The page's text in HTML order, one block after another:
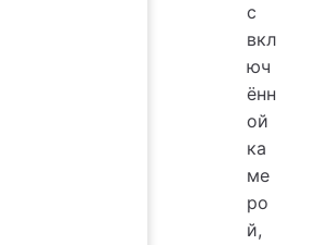
с
вкл
юч
ённ
ой
ка
ме
ро
й,